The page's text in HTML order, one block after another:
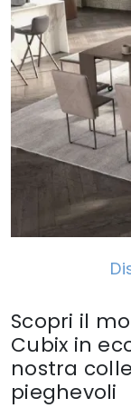
Scopri il
Cubix in
nostra
pieghevoli